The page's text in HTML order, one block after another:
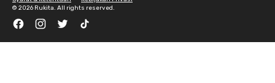
© 2026 Rukita. All rights reserved.
FacebookInstagramTwitter TikTok